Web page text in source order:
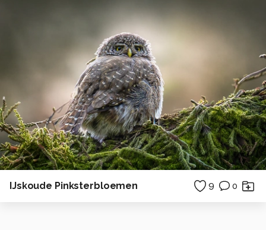
IJskoude Pinksterbloemen 9 0